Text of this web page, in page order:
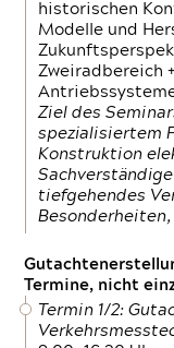
historischen
Modelle und
Zweiradbereich
Ziel des
spezialisiertem
Konstruktion
tiefgehendes
Termine, nicht
Termin 1/2: